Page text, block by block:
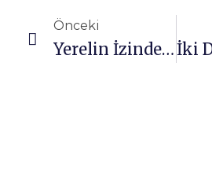
Önceki
Yerelin İzinde, Geleceğin Peşinde